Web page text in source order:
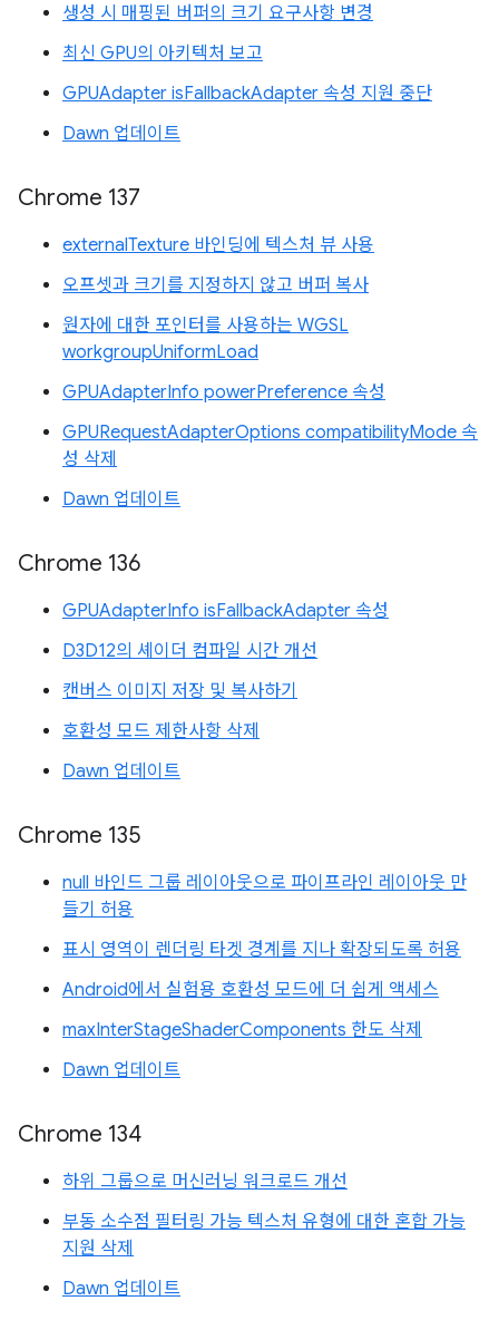
생성 시 매핑된 버퍼의 크기 요구사항 변경
최신 GPU의 아키텍처 보고
GPUAdapter isFallbackAdapter 속성 지원 중단
Dawn 업데이트
Chrome 137
externalTexture 바인딩에 텍스처 뷰 사용
오프셋과 크기를 지정하지 않고 버퍼 복사
원자에 대한 포인터를 사용하는 WGSL
workgroupUniformLoad
GPUAdapterInfo powerPreference 속성
GPURequestAdapterOptions compatibilityMode 속
성 삭제
Dawn 업데이트
Chrome 136
GPUAdapterInfo isFallbackAdapter 속성
D3D12의 셰이더 컴파일 시간 개선
캔버스 이미지 저장 및 복사하기
호환성 모드 제한사항 삭제
Dawn 업데이트
Chrome 135
null 바인드 그룹 레이아웃으로 파이프라인 레이아웃 만
들기 허용
표시 영역이 렌더링 타겟 경계를 지나 확장되도록 허용
Android에서 실험용 호환성 모드에 더 쉽게 액세스
maxInterStageShaderComponents 한도 삭제
Dawn 업데이트
Chrome 134
하위 그룹으로 머신러닝 워크로드 개선
부동 소수점 필터링 가능 텍스처 유형에 대한 혼합 가능
지원 삭제
Dawn 업데이트